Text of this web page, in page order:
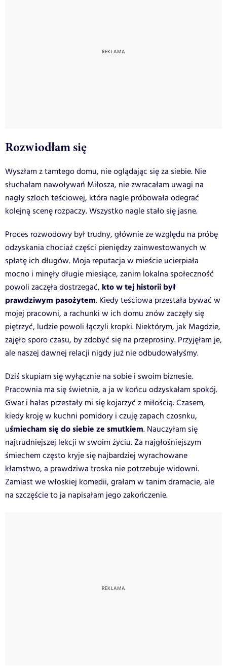
Rozwiodłam się
Wyszłam z tamtego domu, nie oglądając się za siebie. Nie
słuchałam nawoływań Miłosza, nie zwracałam uwagi na
nagły szloch teściowej, która nagle próbowała odegrać
kolejną scenę rozpaczy. Wszystko nagle stało się jasne.
Proces rozwodowy był trudny, głównie ze względu na próbę
odzyskania chociaż części pieniędzy zainwestowanych w
spłatę ich długów. Moja reputacja w mieście ucierpiała
mocno i minęły długie miesiące, zanim lokalna społeczność
powoli zaczęła dostrzegać, kto w tej historii był
prawdziwym pasożytem. Kiedy teściowa przestała bywać w
mojej pracowni, a rachunki w ich domu znów zaczęły się
piętrzyć, ludzie powoli łączyli kropki. Niektórym, jak Magdzie,
zajęło sporo czasu, by zdobyć się na przeprosiny. Przyjęłam je,
ale naszej dawnej relacji nigdy już nie odbudowałyśmy.
Dziś skupiam się wyłącznie na sobie i swoim biznesie.
Pracownia ma się świetnie, a ja w końcu odzyskałam spokój.
Gwar i hałas przestały mi się kojarzyć z miłością. Czasem,
kiedy kroję w kuchni pomidory i czuję zapach czosnku,
uśmiecham się do siebie ze smutkiem. Nauczyłam się
najtrudniejszej lekcji w swoim życiu. Za najgłośniejszym
śmiechem często kryje się najbardziej wyrachowane
kłamstwo, a prawdziwa troska nie potrzebuje widowni.
Zamiast we włoskiej komedii, grałam w tanim dramacie, ale
na szczęście to ja napisałam jego zakończenie.